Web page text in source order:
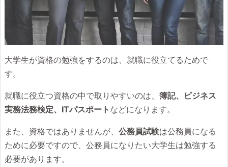
大学生が資格の勉強をするのは、就職に役立てるためで
す。
就職に役立つ資格の中で取りやすいのは、 簿記、ビジネス
実務法務検定、ITパスポート などになります。
また、資格ではありませんが、 公務員試験は公務員になる
ために必要ですので、公務員になりたい大学生は勉強する
必要があります。